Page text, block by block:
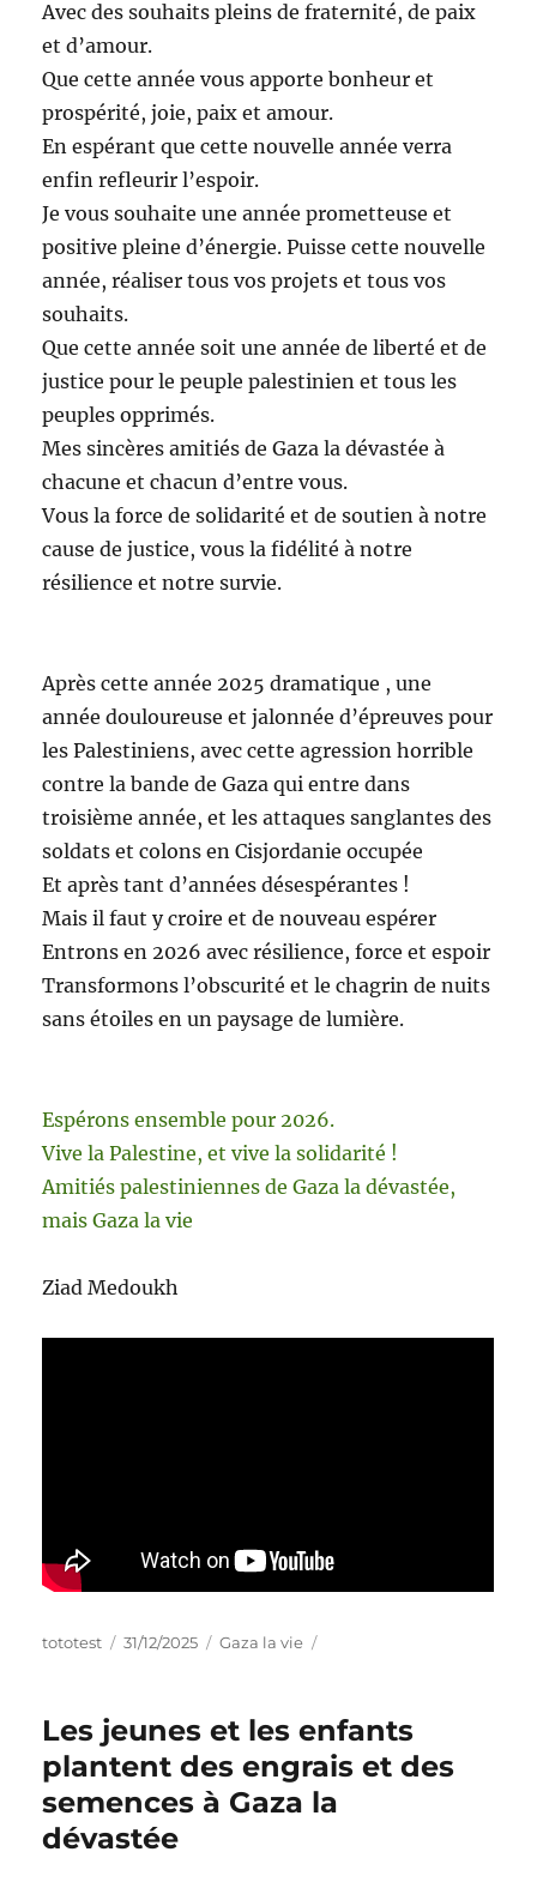
Avec des souhaits pleins de fraternité, de paix
et d’amour.
Que cette année vous apporte bonheur et
prospérité, joie, paix et amour.
En espérant que cette nouvelle année verra
enfin refleurir l’espoir.
Je vous souhaite une année prometteuse et
positive pleine d’énergie. Puisse cette nouvelle
année, réaliser tous vos projets et tous vos
souhaits.
Que cette année soit une année de liberté et de
justice pour le peuple palestinien et tous les
peuples opprimés.
Mes sincères amitiés de Gaza la dévastée à
chacune et chacun d’entre vous.
Vous la force de solidarité et de soutien à notre
cause de justice, vous la fidélité à notre
résilience et notre survie.
Après cette année 2025 dramatique , une
année douloureuse et jalonnée d’épreuves pour
les Palestiniens, avec cette agression horrible
contre la bande de Gaza qui entre dans
troisième année, et les attaques sanglantes des
soldats et colons en Cisjordanie occupée
Et après tant d’années désespérantes !
Mais il faut y croire et de nouveau espérer
Entrons en 2026 avec résilience, force et espoir
Transformons l’obscurité et le chagrin de nuits
sans étoiles en un paysage de lumière.
Espérons ensemble pour 2026.
Vive la Palestine, et vive la solidarité !
Amitiés palestiniennes de Gaza la dévastée,
mais Gaza la vie
Ziad Medoukh
tototest 31/12/2025 Gaza la vie
Les jeunes et les enfants
plantent des engrais et des
semences à Gaza la
dévastée